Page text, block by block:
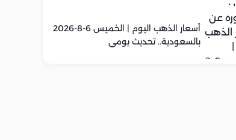
أسعار الذهب اليوم | الخميس 6-8-2026
بالسعودية.. تحديث يومي